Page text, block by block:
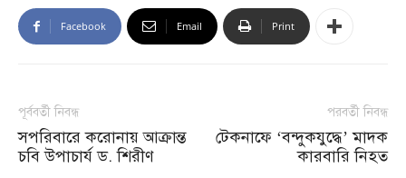
Facebook Email Print
পূর্ববর্তী নিবন্ধ
সপরিবারে করোনায় আক্রান্ত
চবি উপাচার্য ড. শিরীণ
পরবর্তী নিবন্ধ
টেকনাফে ‘বন্দুকযুদ্ধে’ মাদক
কারবারি ‍নিহত